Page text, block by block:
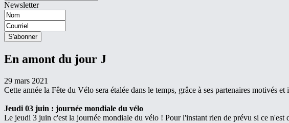
Newsletter
En amont du jour J
29 mars 2021
Cette année la Fête du Vélo sera étalée dans le temps, grâce à ses partenaires motivés et
Jeudi 03 juin : journée mondiale du vélo
Le jeudi 3 juin c'est la journée mondiale du vélo ! Pour l'instant rien de prévu si ce n'est